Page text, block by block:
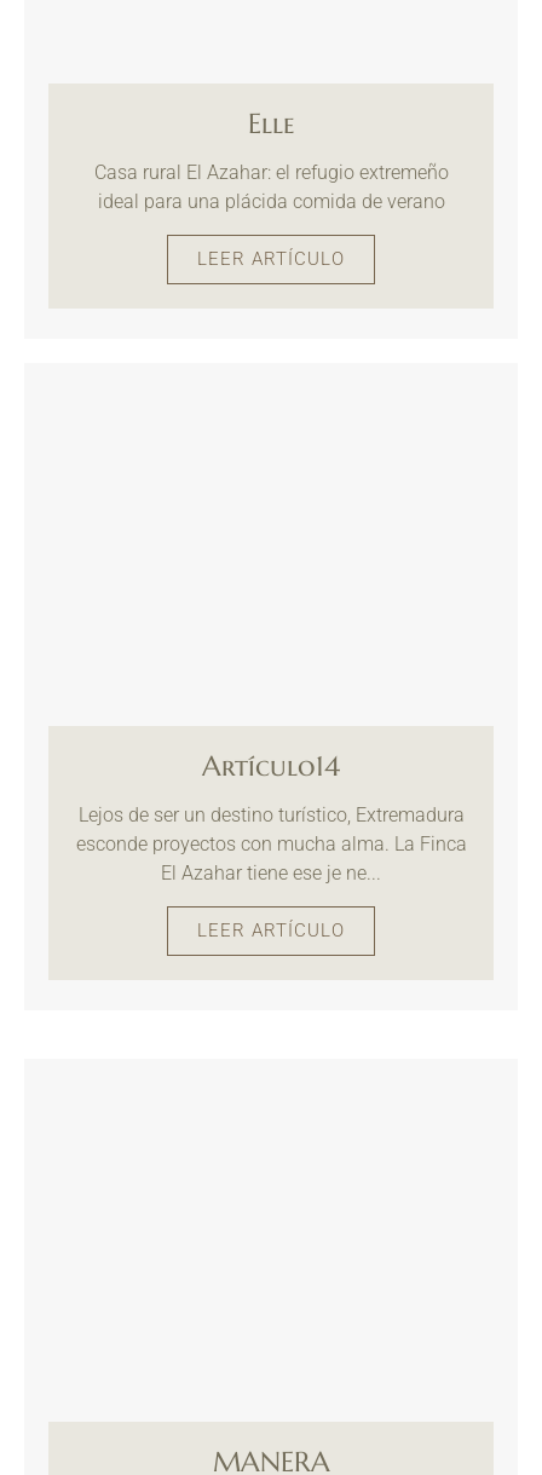
Elle
Casa rural El Azahar: el refugio extremeño
ideal para una plácida comida de verano
LEER ARTÍCULO
Artículo14
Lejos de ser un destino turístico, Extremadura
esconde proyectos con mucha alma. La Finca
El Azahar tiene ese je ne...
LEER ARTÍCULO
MANERA